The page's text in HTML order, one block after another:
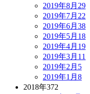
2019年8月 29
2019年7月 22
2019年6月 38
2019年5月 18
2019年4月 19
2019年3月 11
2019年2月 5
2019年1月 8
2018年372